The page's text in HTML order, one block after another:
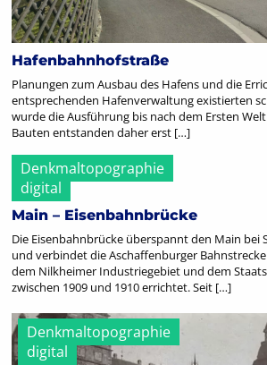
Hafenbahnhofstraße
Planungen zum Ausbau des Hafens und die
entsprechenden Hafenverwaltung existierten
wurde die Ausführung bis nach dem Ersten
Bauten entstanden daher erst […]
Denkmaltopographie
digital
Main – Eisenbahnbrücke
Die Eisenbahnbrücke überspannt den Main bei
und verbindet die Aschaffenburger
dem Nilkheimer Industriegebiet und dem
zwischen 1909 und 1910 errichtet. Seit […]
Denkmaltopographie
digital